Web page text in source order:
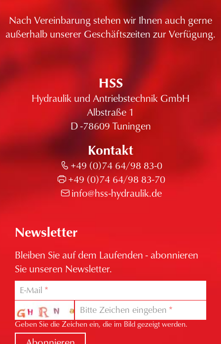
Nach Vereinbarung stehen wir Ihnen auch gerne
außerhalb unserer Geschäftszeiten zur Verfügung.
HSS
Hydraulik und Antriebstechnik GmbH
Albstraße 1
D -78609 Tuningen
Kontakt
+49 (0)74 64/98 83-0
+49 (0)74 64/98 83-70
info@hss-hydraulik.de
Newsletter
E-Mail
Bleiben Sie auf dem Laufenden - abonnieren
Sie unseren Newsletter.
Bitte Zeichen eingeben
Geben Sie die Zeichen ein, die im Bild gezeigt werden.